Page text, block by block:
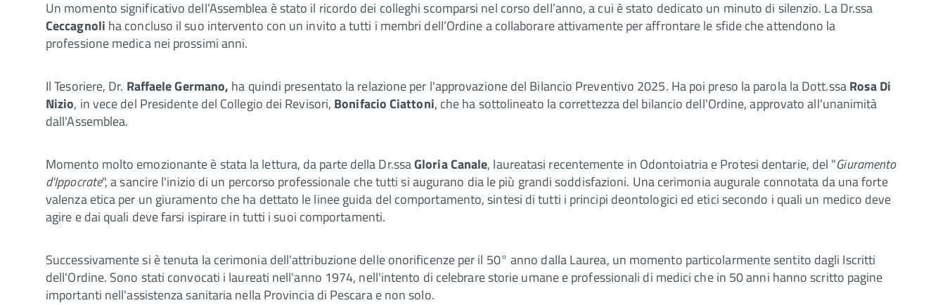
Un momento significativo dell’Assemblea è stato il ricordo dei colleghi scomparsi nel corso dell’anno, a cui è stato dedicato un minuto di silenzio. La Dr.ssa
Ceccagnoli ha concluso il suo intervento con un invito a tutti i membri dell’Ordine a collaborare attivamente per affrontare le sfide che attendono la
professione medica nei prossimi anni.
Il Tesoriere, Dr. Raffaele Germano, ha quindi presentato la relazione per l'approvazione del Bilancio Preventivo 2025. Ha poi preso la parola la Dott.ssaRosa Di
Nizio, in vece del Presidente del Collegio dei Revisori, Bonifacio Ciattoni, che ha sottolineato la correttezza del bilancio dell'Ordine, approvato all'unanimità
dall'Assemblea.
Momento molto emozionante è stata la lettura, da parte della Dr.ssaGloria Canale, laureatasi recentemente in Odontoiatria e Protesi dentarie, del "Giuramento
d'Ippocrate", a sancire l'inizio di un percorso professionale che tutti si augurano dia le più grandi soddisfazioni. Una cerimonia augurale connotata da una forte
valenza etica per un giuramento che ha dettato le linee guida del comportamento, sintesi di tutti i principi deontologici ed etici secondo i quali un medico deve
agire e dai quali deve farsi ispirare in tutti i suoi comportamenti.
Successivamente si è tenuta la cerimonia dell'attribuzione delle onorificenze per il 50° anno dalla Laurea, un momento particolarmente sentito dagli Iscritti
dell'Ordine. Sono stati convocati i laureati nell'anno 1974, nell'intento di celebrare storie umane e professionali di medici che in 50 anni hanno scritto pagine
importanti nell'assistenza sanitaria nella Provincia di Pescara e non solo.